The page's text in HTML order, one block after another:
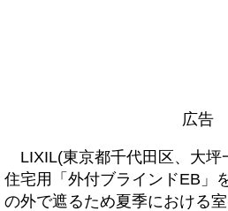
広告
LIXIL(東京都千代田区、大
住宅用「外付ブラインドEB」
の外で遮るため夏季における